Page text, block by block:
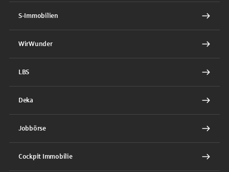
S-Immobilien
WirWunder
LBS
Deka
Jobbörse
Cockpit Immobilie